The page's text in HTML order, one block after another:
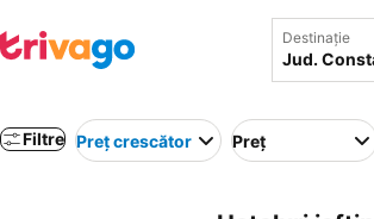
Destinație
Filtre Preț crescător Preț